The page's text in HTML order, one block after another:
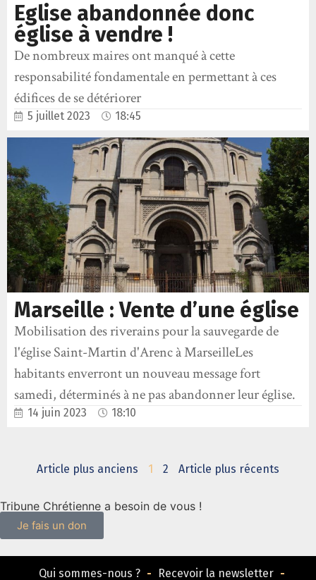
Eglise abandonnée donc
église à vendre !
De nombreux maires ont manqué à cette
responsabilité fondamentale en permettant à ces
édifices de se détériorer
5 juillet 2023 18:45
Marseille : Vente d’une église
Mobilisation des riverains pour la sauvegarde de
l'église Saint-Martin d'Arenc à MarseilleLes
habitants enverront un nouveau message fort
samedi, déterminés à ne pas abandonner leur église.
14 juin 2023 18:10
Article plus anciens 1 2 Article plus récents
Tribune Chrétienne a besoin de vous !
Je fais un don
Qui sommes-nous ? Recevoir la newsletter